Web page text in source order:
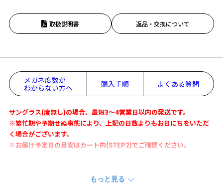
取扱説明書 返品・交換について
メガネ度数が
わからない方へ
購入手順 よくある質問
サングラス(度無し)の場合、最短3～4営業日以内の発送です。
※繁忙期や予期せぬ事態により、上記の日数よりもお日にちをいただ
く場合がございます。
※お届け予定日の目安はカート内(STEP2)でご確認ください。
シューズやウエアと同じように、サングラスもまたパフォーマンスを